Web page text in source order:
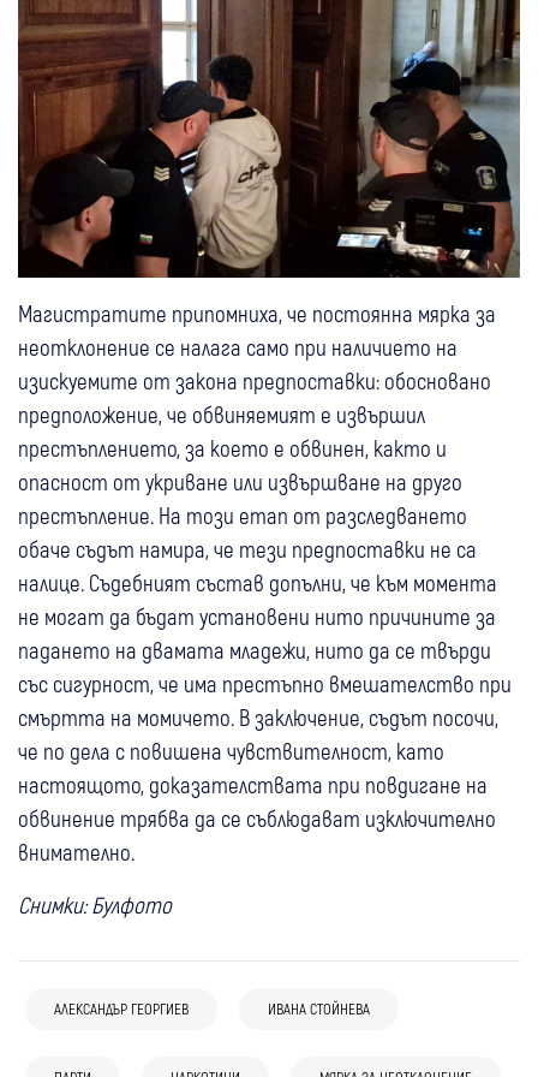
Магистратите припомниха, че постоянна мярка за
неотклонение се налага само при наличието на
изискуемите от закона предпоставки: обосновано
предположение, че обвиняемият е извършил
престъплението, за което е обвинен, както и
опасност от укриване или извършване на друго
престъпление. На този етап от разследването
обаче съдът намира, че тези предпоставки не са
налице. Съдебният състав допълни, че към момента
не могат да бъдат установени нито причините за
падането на двамата младежи, нито да се твърди
със сигурност, че има престъпно вмешателство при
смъртта на момичето. В заключение, съдът посочи,
че по дела с повишена чувствителност, като
настоящото, доказателствата при повдигане на
обвинение трябва да се съблюдават изключително
внимателно.
Снимки: Булфото
АЛЕКСАНДЪР ГЕОРГИЕВ ИВАНА СТОЙНЕВА